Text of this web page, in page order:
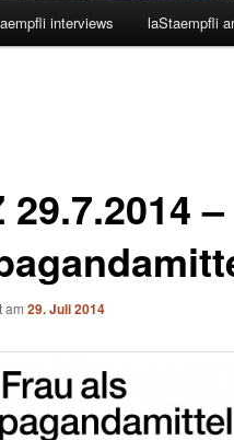
interviews laStaempfli
29.7.2014
am 29. Juli 2014